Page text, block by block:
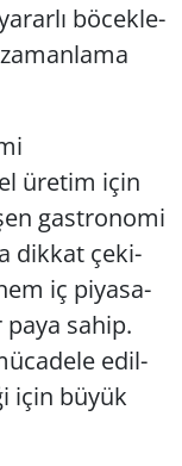
bö­cek­le­
üre­tim için
gast­ro­no­mi
dik­kat çe­ki­
iç pi­ya­sa­
sahip.
edil­
için büyük